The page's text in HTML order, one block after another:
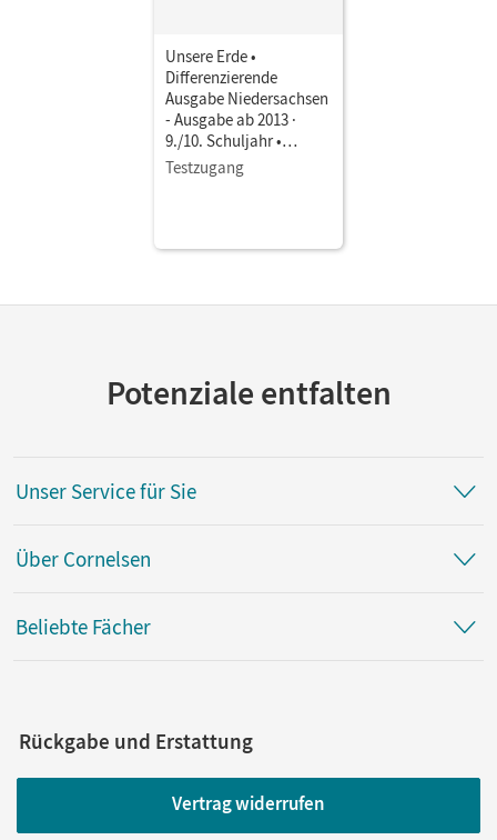
Unsere Erde •
Differenzierende
Ausgabe Niedersachsen
- Ausgabe ab 2013 ·
9./10. Schuljahr •
Schulbuch als E-Book
Testzugang
Potenziale entfalten
Unser Service für Sie
Über Cornelsen
Beliebte Fächer
Rückgabe und Erstattung
Vertrag widerrufen